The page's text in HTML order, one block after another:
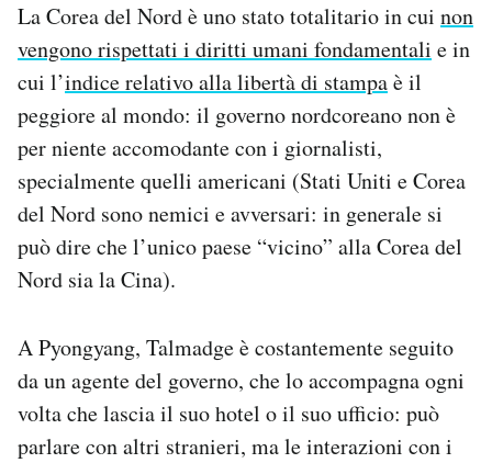
La Corea del Nord è uno stato totalitario in cui non
vengono rispettati i diritti umani fondamentali e in
cui l’indice relativo alla libertà di stampaè il
peggiore al mondo: il governo nordcoreano non è
per niente accomodante con i giornalisti,
specialmente quelli americani (Stati Uniti e Corea
del Nord sono nemici e avversari: in generale si
può dire che l’unico paese “vicino” alla Corea del
Nord sia la Cina).
A Pyongyang, Talmadge è costantemente seguito
da un agente del governo, che lo accompagna ogni
volta che lascia il suo hotel o il suo ufficio: può
parlare con altri stranieri, ma le interazioni con i